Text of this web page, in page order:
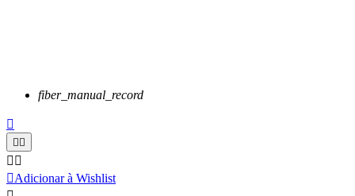
fiber_manual_record

 
 
Adicionar à Wishlist